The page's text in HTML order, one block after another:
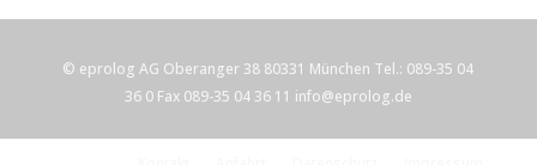
© eprolog AG Oberanger 38 80331 München Tel.: 089-35 04
36 0 Fax 089-35 04 36 11 info@eprolog.de